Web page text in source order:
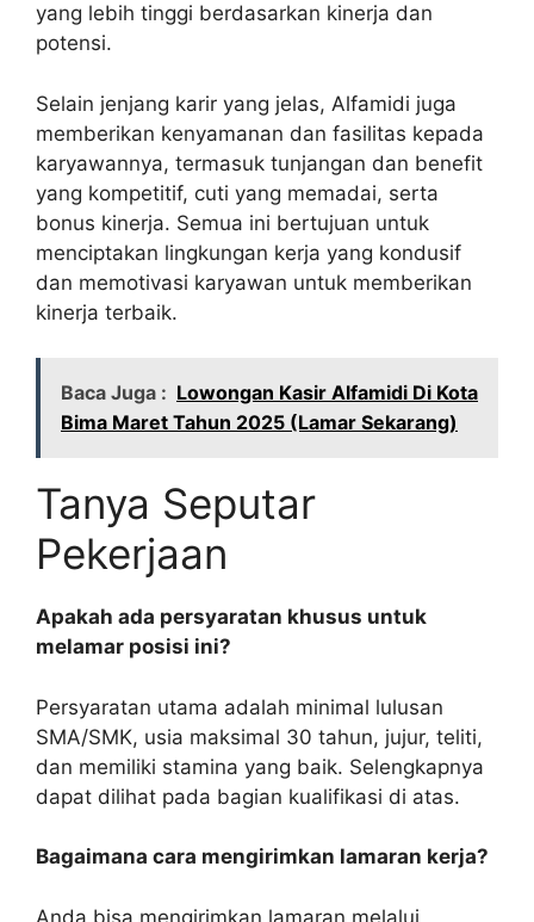
yang lebih tinggi berdasarkan kinerja dan
potensi.
Selain jenjang karir yang jelas, Alfamidi juga
memberikan kenyamanan dan fasilitas kepada
karyawannya, termasuk tunjangan dan benefit
yang kompetitif, cuti yang memadai, serta
bonus kinerja. Semua ini bertujuan untuk
menciptakan lingkungan kerja yang kondusif
dan memotivasi karyawan untuk memberikan
kinerja terbaik.
Baca Juga : Lowongan Kasir Alfamidi Di Kota
Bima Maret Tahun 2025 (Lamar Sekarang)
Tanya Seputar
Pekerjaan
Apakah ada persyaratan khusus untuk
melamar posisi ini?
Persyaratan utama adalah minimal lulusan
SMA/SMK, usia maksimal 30 tahun, jujur, teliti,
dan memiliki stamina yang baik. Selengkapnya
dapat dilihat pada bagian kualifikasi di atas.
Bagaimana cara mengirimkan lamaran kerja?
Anda bisa mengirimkan lamaran melalui